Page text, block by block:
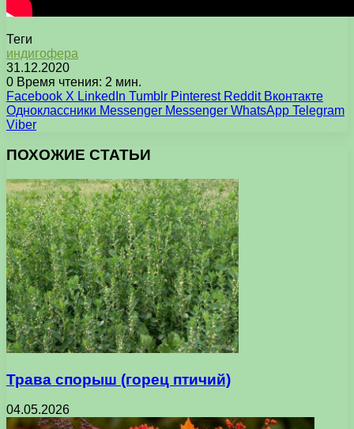
Теги
индигофера
31.12.2020
0 Время чтения: 2 мин.
Facebook X LinkedIn Tumblr Pinterest Reddit Вконтакте
Одноклассники Messenger Messenger WhatsApp Telegram
Viber
ПОХОЖИЕ СТАТЬИ
Трава спорыш (горец птичий)
04.05.2026